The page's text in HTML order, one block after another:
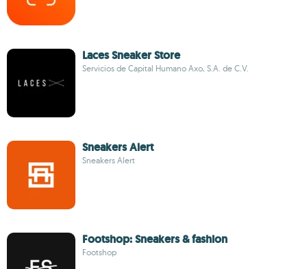
Laces Sneaker Store
Servicios de Capital Humano Axo, S.A. de C.V.
Sneakers Alert
Sneakers Alert
Footshop: Sneakers & fashion
Footshop